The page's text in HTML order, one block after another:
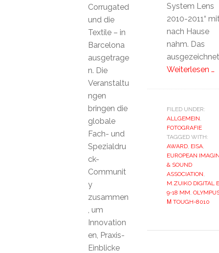
System Lens
2010-2011“
nach Hause
nahm. Das
Weiterlesen …
FILED UNDER:
ALLGEMEIN,
FOTOGRAFIE
TAGGED WITH:
AWARD, EISA,
EUROPEAN
& SOUND
ASSOCIATION,
M.ZUIKO DIGITAL
9-18 MM,
Μ TOUGH-8010
Corrugated
und die
Textile – in
Barcelona
ausgetrage
n. Die
Veranstaltu
ngen
bringen die
globale
Fach- und
Spezialdru
ck-
Communit
y
zusammen
, um
Innovation
en, Praxis-
Einblicke